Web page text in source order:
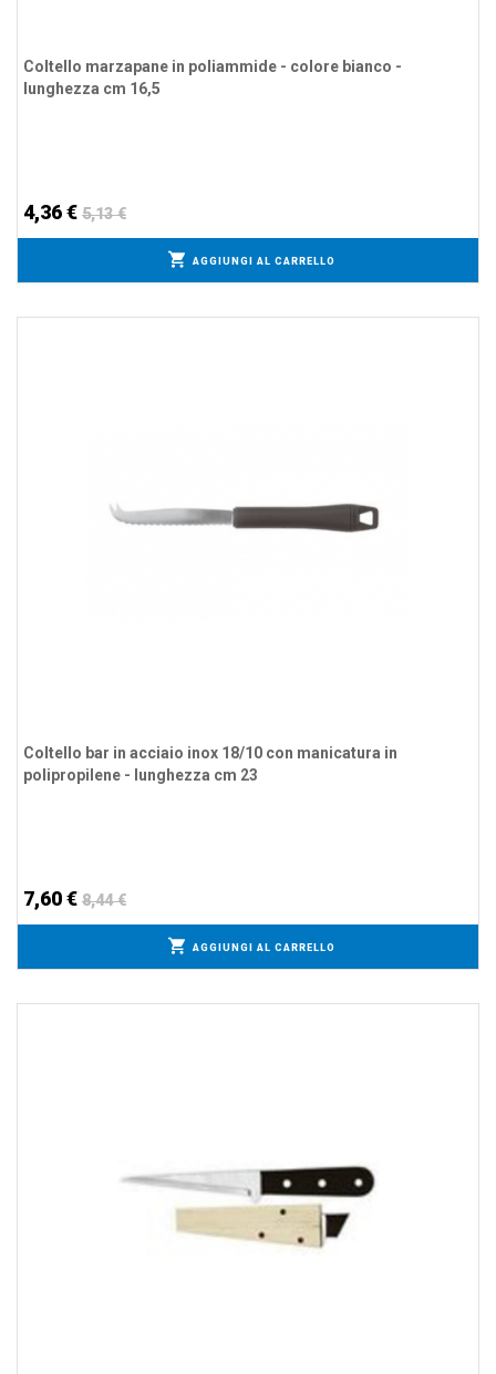
Coltello marzapane in poliammide - colore bianco -
lunghezza cm 16,5
4,36 € 5,13 €
AGGIUNGI AL CARRELLO
Coltello bar in acciaio inox 18/10 con manicatura in
polipropilene - lunghezza cm 23
7,60 € 8,44 €
AGGIUNGI AL CARRELLO